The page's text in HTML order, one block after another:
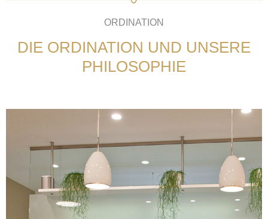
ORDINATION
DIE ORDINATION UND UNSERE
PHILOSOPHIE